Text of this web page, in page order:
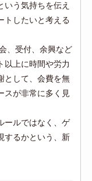
いう気持ちを伝え
トしたいと考える
、受付、余興など
以上に時間や労力
として、会費を無
スが非常に多く見
ールではなく、ゲ
するかという、新